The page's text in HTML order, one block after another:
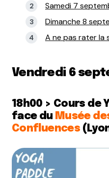
Samedi 7
Dimanche 8
A ne pas rater la
Vendredi 6
18h00 > Cours de
face du Musée
Confluences